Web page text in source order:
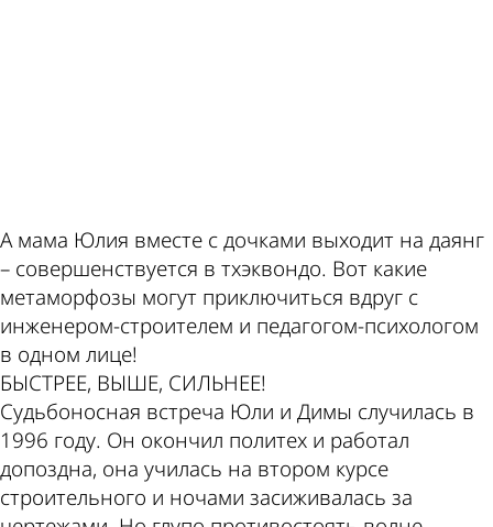
А мама Юлия вместе с дочками выходит на даянг
– совершенствуется в тхэквондо. Вот какие
метаморфозы могут приключиться вдруг с
инженером-строителем и педагогом-психологом
в одном лице!
БЫСТРЕЕ, ВЫШЕ, СИЛЬНЕЕ!
Судьбоносная встреча Юли и Димы случилась в
1996 году. Он окончил политех и работал
допоздна, она училась на втором курсе
строительного и ночами засиживалась за
по
этой
валют
в